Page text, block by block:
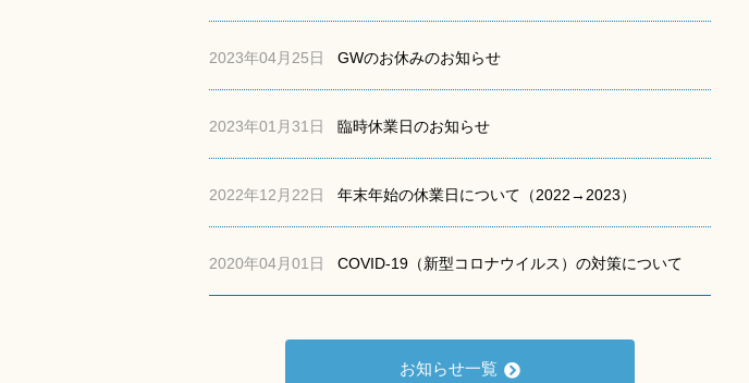
2023年04月25日 GWのお休みのお知らせ
2023年01月31日 臨時休業日のお知らせ
2022年12月22日 年末年始の休業日について（2022→2023）
2020年04月01日 COVID-19（新型コロナウイルス）の対策について
お知らせ一覧